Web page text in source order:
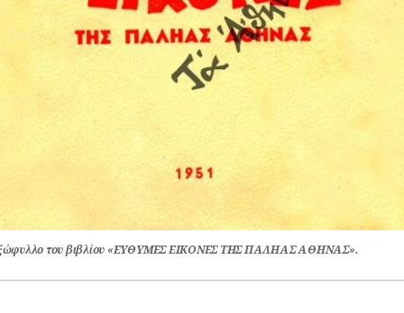
του βιβλίου «ΕΥΘΥΜΕΣ ΕΙΚΟΝΕΣ ΤΗΣ ΠΑΛΗΑΣ ΑΘΗΝΑΣ».